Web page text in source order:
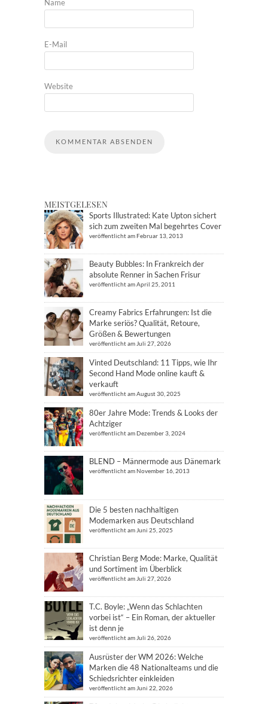
Name
E-Mail
Website
MEISTGELESEN
Sports Illustrated: Kate Upton sichert
sich zum zweiten Mal begehrtes Cover
veröffentlicht am Februar 13, 2013
Beauty Bubbles: In Frankreich der
absolute Renner in Sachen Frisur
veröffentlicht am April 25, 2011
Creamy Fabrics Erfahrungen: Ist die
Marke seriös? Qualität, Retoure,
Größen & Bewertungen
veröffentlicht am Juli 27, 2026
Vinted Deutschland: 11 Tipps, wie Ihr
Second Hand Mode online kauft &
verkauft
veröffentlicht am August 30, 2025
80er Jahre Mode: Trends & Looks der
Achtziger
veröffentlicht am Dezember 3, 2024
BLEND – Männermode aus Dänemark
veröffentlicht am November 16, 2013
Die 5 besten nachhaltigen
Modemarken aus Deutschland
veröffentlicht am Juni 25, 2025
Christian Berg Mode: Marke, Qualität
und Sortiment im Überblick
veröffentlicht am Juli 27, 2026
T.C. Boyle: „Wenn das Schlachten
vorbei ist“ – Ein Roman, der aktueller
ist denn je
veröffentlicht am Juli 26, 2026
Ausrüster der WM 2026: Welche
Marken die 48 Nationalteams und die
Schiedsrichter einkleiden
veröffentlicht am Juni 22, 2026